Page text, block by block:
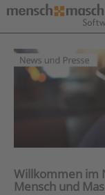
Willkommen im
Mensch und